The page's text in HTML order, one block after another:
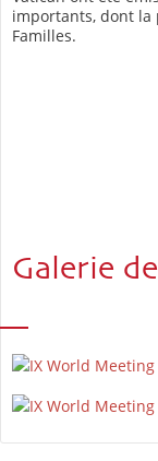
importants, dont la
Familles.
Galerie